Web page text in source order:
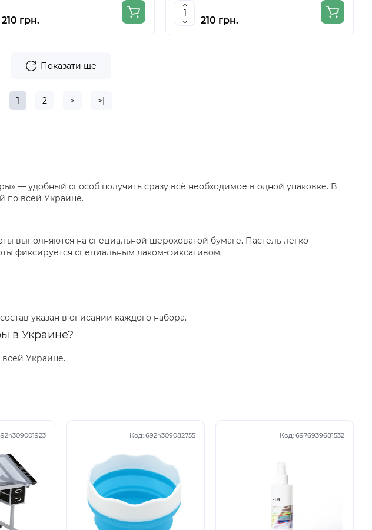
210 грн. 210 грн.
Показати ще
1 2 > >|
— удобный способ получить сразу всё необходимое в одной упаковке. В
по всей Украине.
выполняются на специальной шероховатой бумаге. Пастель легко
фиксируется специальным лаком-фиксативом.
указан в описании каждого набора.
в Украине?
всей Украине.
Код: 6924309082755 Код: 6976939681532